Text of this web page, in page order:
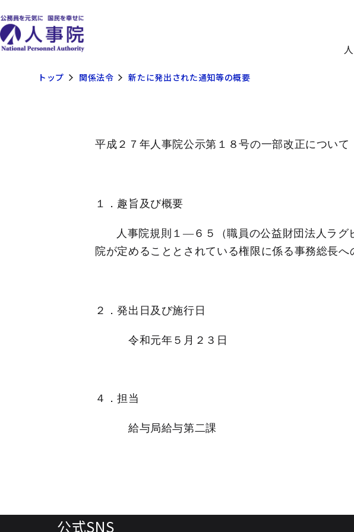
トップ 関係法令 新たに発出された通知等の概要
平成２７年人事院公示第１８号の一部改正について
１．趣旨及び概要
人事院規則１―６５（職員の公益財団法人ラ
院が定めることとされている権限に係る事務総長へ
２．発出日及び施行日
令和元年５月２３日
４．担当
給与局給与第二課
公式SNS